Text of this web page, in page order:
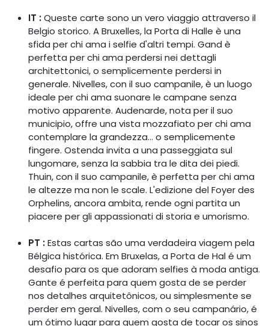
IT :Queste carte sono un vero viaggio attraverso il
Belgio storico. A Bruxelles, la Porta di Halle è una
sfida per chi ama i selfie d'altri tempi. Gand è
perfetta per chi ama perdersi nei dettagli
architettonici, o semplicemente perdersi in
generale. Nivelles, con il suo campanile, è un luogo
ideale per chi ama suonare le campane senza
motivo apparente. Audenarde, nota per il suo
municipio, offre una vista mozzafiato per chi ama
contemplare la grandezza... o semplicemente
fingere. Ostenda invita a una passeggiata sul
lungomare, senza la sabbia tra le dita dei piedi.
Thuin, con il suo campanile, è perfetta per chi ama
le altezze ma non le scale. L'edizione del Foyer des
Orphelins, ancora ambita, rende ogni partita un
piacere per gli appassionati di storia e umorismo.
PT :Estas cartas são uma verdadeira viagem pela
Bélgica histórica. Em Bruxelas, a Porta de Hal é um
desafio para os que adoram selfies à moda antiga.
Gante é perfeita para quem gosta de se perder
nos detalhes arquitetônicos, ou simplesmente se
perder em geral. Nivelles, com o seu campanário, é
um ótimo lugar para quem gosta de tocar os sinos